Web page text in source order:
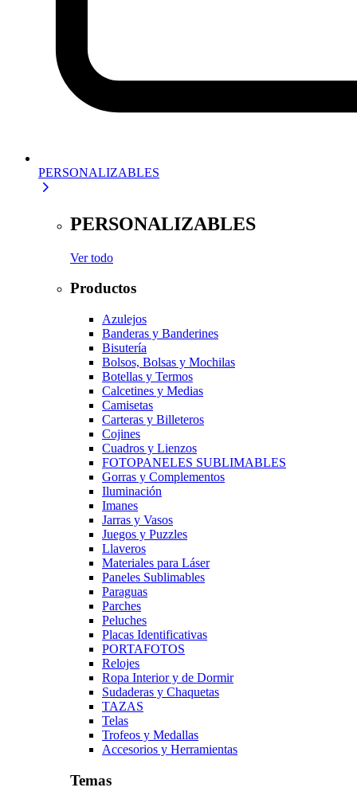
PERSONALIZABLES
PERSONALIZABLES
Ver todo
Productos
Azulejos
Banderas y Banderines
Bisutería
Bolsos, Bolsas y Mochilas
Botellas y Termos
Calcetines y Medias
Camisetas
Carteras y Billeteros
Cojines
Cuadros y Lienzos
FOTOPANELES SUBLIMABLES
Gorras y Complementos
Iluminación
Imanes
Jarras y Vasos
Juegos y Puzzles
Llaveros
Materiales para Láser
Paneles Sublimables
Paraguas
Parches
Peluches
Placas Identificativas
PORTAFOTOS
Relojes
Ropa Interior y de Dormir
Sudaderas y Chaquetas
TAZAS
Telas
Trofeos y Medallas
Accesorios y Herramientas
Temas